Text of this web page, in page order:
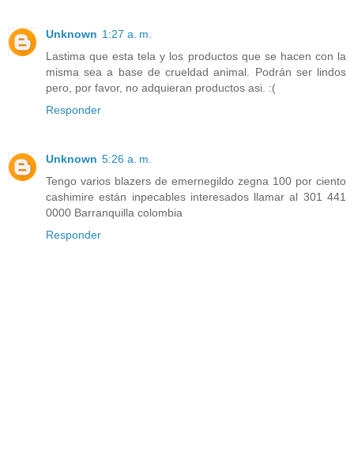
Unknown 1:27 a. m.
Lastima que esta tela y los productos que se hacen con la
misma sea a base de crueldad animal. Podrán ser lindos
pero, por favor, no adquieran productos asi. :(
Responder
Unknown 5:26 a. m.
Tengo varios blazers de emernegildo zegna 100 por ciento
cashimire están inpecables interesados llamar al 301 441
0000 Barranquilla colombia
Responder